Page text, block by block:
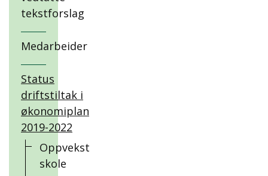
tekstforslag
Medarbeider
Status
driftstiltak i
økonomiplan
2019-2022
Oppvekst
skole